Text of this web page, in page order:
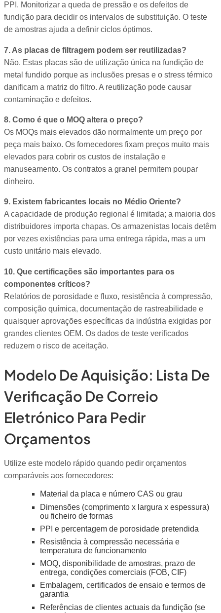
PPI. Monitorizar a queda de pressão e os defeitos de
fundição para decidir os intervalos de substituição. O teste
de amostras ajuda a definir ciclos óptimos.
7. As placas de filtragem podem ser reutilizadas?
Não. Estas placas são de utilização única na fundição de
metal fundido porque as inclusões presas e o stress térmico
danificam a matriz do filtro. A reutilização pode causar
contaminação e defeitos.
8. Como é que o MOQ altera o preço?
Os MOQs mais elevados dão normalmente um preço por
peça mais baixo. Os fornecedores fixam preços muito mais
elevados para cobrir os custos de instalação e
manuseamento. Os contratos a granel permitem poupar
dinheiro.
9. Existem fabricantes locais no Médio Oriente?
A capacidade de produção regional é limitada; a maioria dos
distribuidores importa chapas. Os armazenistas locais detêm
por vezes existências para uma entrega rápida, mas a um
custo unitário mais elevado.
10. Que certificações são importantes para os
componentes críticos?
Relatórios de porosidade e fluxo, resistência à compressão,
composição química, documentação de rastreabilidade e
quaisquer aprovações específicas da indústria exigidas por
grandes clientes OEM. Os dados de teste verificados
reduzem o risco de aceitação.
Modelo De Aquisição: Lista De
Verificação De Correio
Eletrónico Para Pedir
Orçamentos
Utilize este modelo rápido quando pedir orçamentos
comparáveis aos fornecedores:
Material da placa e número CAS ou grau
Dimensões (comprimento x largura x espessura)
ou ficheiro de formas
PPI e percentagem de porosidade pretendida
Resistência à compressão necessária e
temperatura de funcionamento
MOQ, disponibilidade de amostras, prazo de
entrega, condições comerciais (FOB, CIF)
Embalagem, certificados de ensaio e termos de
garantia
Referências de clientes actuais da fundição (se